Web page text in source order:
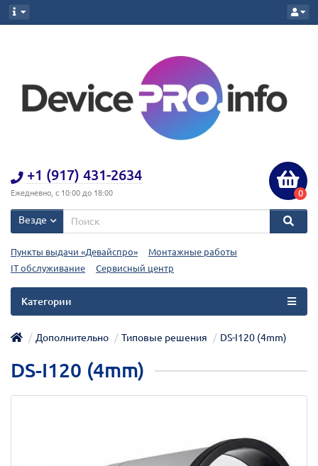
+1 (917) 431-2634
Ежедневно, с 10:00 до 18:00 0
Везде
Пункты выдачи «Девайспро»
Монтажные работы
IT обслуживание
Сервисный центр
Категории
Дополнительно Типовые решения DS-I120 (4mm)
DS-I120 (4mm)